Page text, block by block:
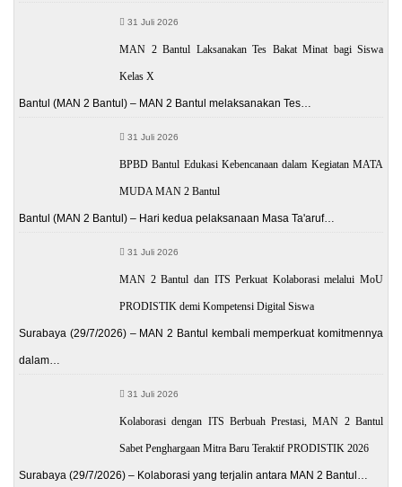
31 Juli 2026
MAN 2 Bantul Laksanakan Tes Bakat Minat bagi Siswa
Kelas X
Bantul (MAN 2 Bantul) – MAN 2 Bantul melaksanakan Tes…
31 Juli 2026
BPBD Bantul Edukasi Kebencanaan dalam Kegiatan MATA
MUDA MAN 2 Bantul
Bantul (MAN 2 Bantul) – Hari kedua pelaksanaan Masa Ta'aruf…
31 Juli 2026
MAN 2 Bantul dan ITS Perkuat Kolaborasi melalui MoU
PRODISTIK demi Kompetensi Digital Siswa
Surabaya (29/7/2026) – MAN 2 Bantul kembali memperkuat komitmennya
dalam…
31 Juli 2026
Kolaborasi dengan ITS Berbuah Prestasi, MAN 2 Bantul
Sabet Penghargaan Mitra Baru Teraktif PRODISTIK 2026
Surabaya (29/7/2026) – Kolaborasi yang terjalin antara MAN 2 Bantul…